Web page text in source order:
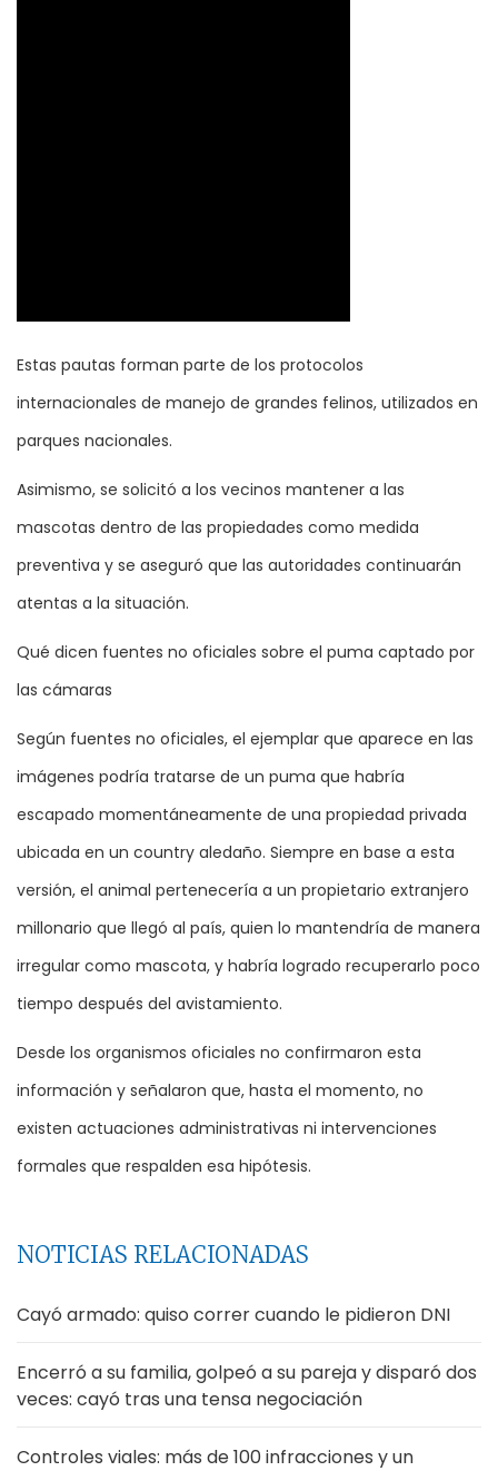
Estas pautas forman parte de los protocolos
internacionales de manejo de grandes felinos, utilizados en
parques nacionales.
Asimismo, se solicitó a los vecinos mantener a las
mascotas dentro de las propiedades como medida
preventiva y se aseguró que las autoridades continuarán
atentas a la situación.
Qué dicen fuentes no oficiales sobre el puma captado por
las cámaras
Según fuentes no oficiales, el ejemplar que aparece en las
imágenes podría tratarse de un puma que habría
escapado momentáneamente de una propiedad privada
ubicada en un country aledaño. Siempre en base a esta
versión, el animal pertenecería a un propietario extranjero
millonario que llegó al país, quien lo mantendría de manera
irregular como mascota, y habría logrado recuperarlo poco
tiempo después del avistamiento.
Desde los organismos oficiales no confirmaron esta
información y señalaron que, hasta el momento, no
existen actuaciones administrativas ni intervenciones
formales que respalden esa hipótesis.
NOTICIAS RELACIONADAS
Cayó armado: quiso correr cuando le pidieron DNI
Encerró a su familia, golpeó a su pareja y disparó dos
veces: cayó tras una tensa negociación
Controles viales: más de 100 infracciones y un